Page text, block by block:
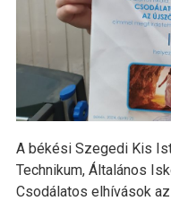
A békési Szegedi Kis
Technikum, Általános
Csodálatos elhívások